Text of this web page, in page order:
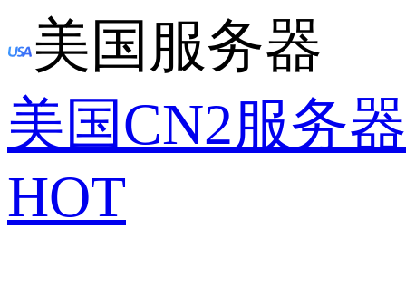
美国服务器
美国CN2服务器
HOT